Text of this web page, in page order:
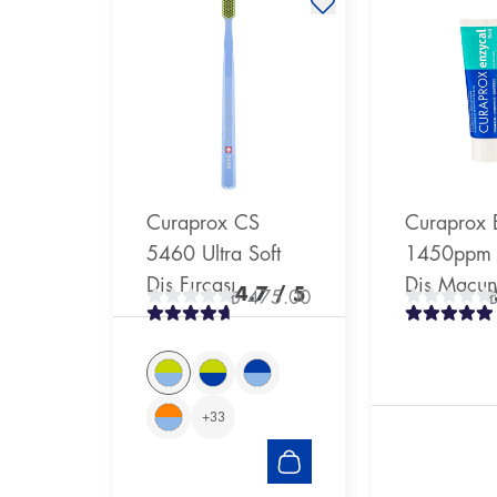
Curaprox CS
5460 Ultra Soft
Diş Fırçası4.7/ 5
₺ 475.00
+33
Curaprox
1450ppm
Diş